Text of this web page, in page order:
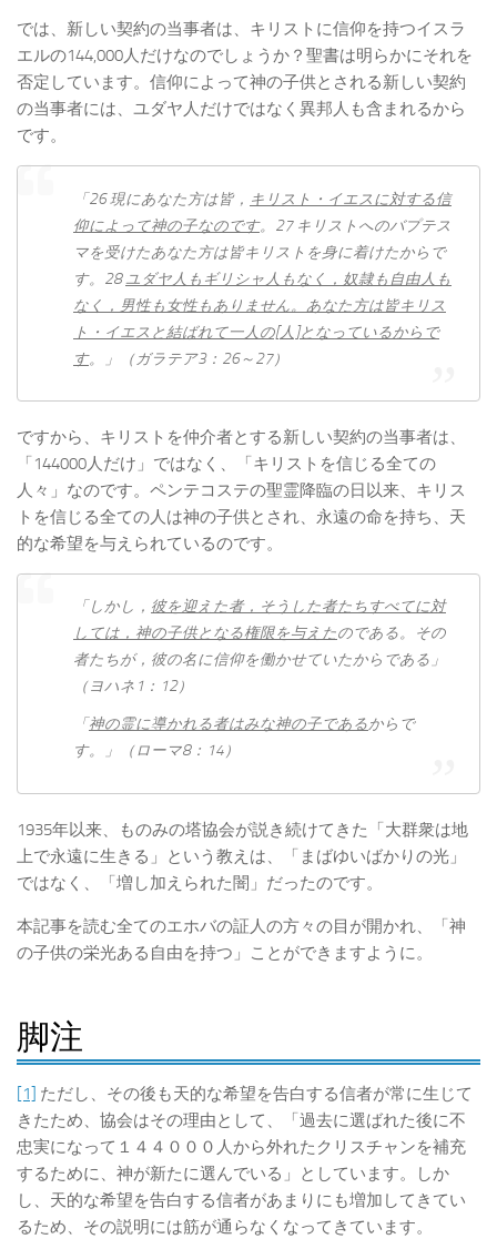
では、新しい契約の当事者は、キリストに信仰を持つイスラ
エルの144,000人だけなのでしょうか？聖書は明らかにそれを
否定しています。信仰によって神の子供とされる新しい契約
の当事者には、ユダヤ人だけではなく異邦人も含まれるから
です。
「26 現にあなた方は皆， キリスト・イエスに対する信
仰によって神の子なのです。27 キリストへのバプテス
マを受けたあなた方は皆キリストを身に着けたからで
す。28ユダヤ人もギリシャ人もなく，奴隷も自由人も
なく，男性も女性もありません。あなた方は皆キリス
ト・イエスと結ばれて一人の[人]となっているからで
す。」（ガラテア3：26～27）
ですから、キリストを仲介者とする新しい契約の当事者は、
「144000人だけ」ではなく、「キリストを信じる全ての
人々」なのです。ペンテコステの聖霊降臨の日以来、キリス
トを信じる全ての人は神の子供とされ、永遠の命を持ち、天
的な希望を与えられているのです。
「しかし， 彼を迎えた者，そうした者たちすべてに対
しては，神の子供となる権限を与えたのである。その
者たちが，彼の名に信仰を働かせていたからである」
（ヨハネ1：12）
「神の霊に導かれる者はみな神の子であるからで
す。」（ローマ8：14）
1935年以来、ものみの塔協会が説き続けてきた「大群衆は地
上で永遠に生きる」という教えは、「まばゆいばかりの光」
ではなく、「増し加えられた闇」だったのです。
本記事を読む全てのエホバの証人の方々の目が開かれ、「神
の子供の栄光ある自由を持つ」ことができますように。
脚注
[1] ただし、その後も天的な希望を告白する信者が常に生じて
きたため、協会はその理由として、「過去に選ばれた後に不
忠実になって１４４０００人から外れたクリスチャンを補充
するために、神が新たに選んでいる」としています。しか
し、天的な希望を告白する信者があまりにも増加してきてい
るため、その説明には筋が通らなくなってきています。